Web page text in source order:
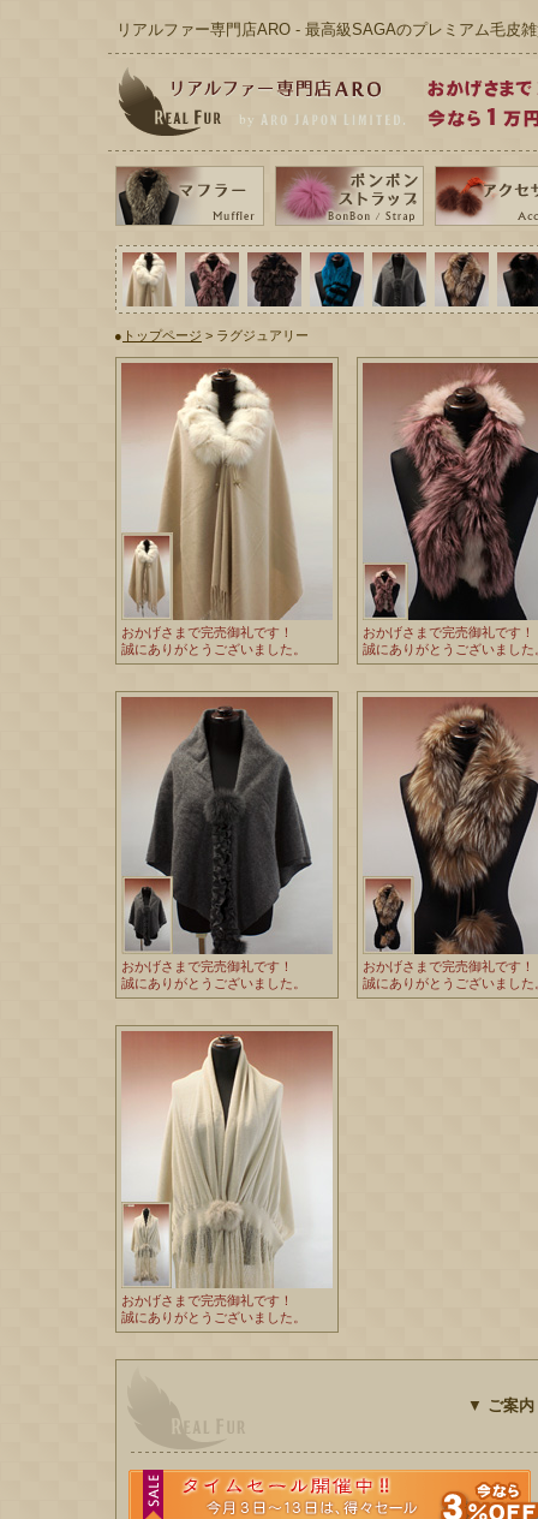
リアルファー専門店ARO - 最高級SAGAのプレミアム毛皮
● トップページ > ラグジュアリー
おかげさまで完売御礼です！
誠にありがとうございました。
おかげさまで完売御礼です！
誠にありがとうございました
おかげさまで完売御礼です！
誠にありがとうございました。
おかげさまで完売御礼です！
誠にありがとうございました
おかげさまで完売御礼です！
誠にありがとうございました。
▼ ご案